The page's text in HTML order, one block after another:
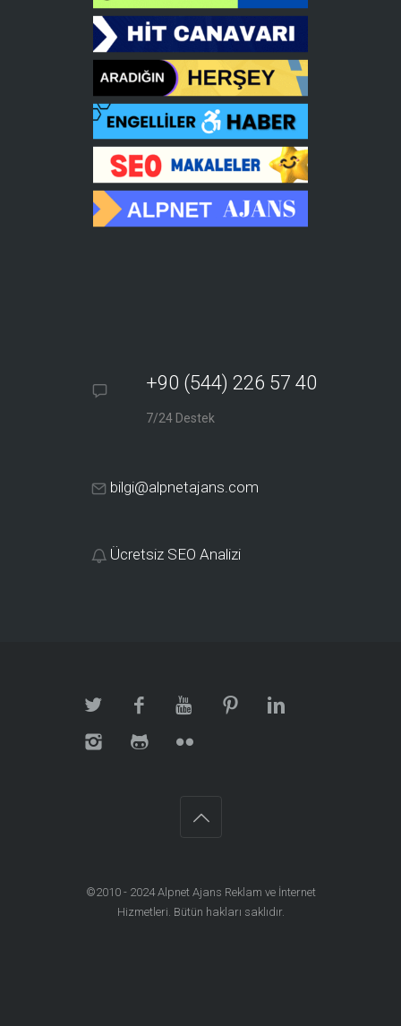
+90 (544) 226 57 40
7/24 Destek
bilgi@alpnetajans.com
Ücretsiz SEO Analizi
©2010 - 2024Alpnet Ajans Reklam ve İnternet
Hizmetleri . Bütün hakları saklıdır.